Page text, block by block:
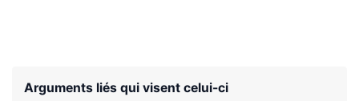
Arguments liés qui visent celui-ci